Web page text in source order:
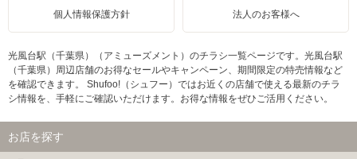
個人情報保護方針 法人のお客様へ
光風台駅（千葉県）（アミューズメント）のチラシ一覧ページです。光風台駅
（千葉県）周辺店舗のお得なセールやキャンペーン、期間限定の特売情報など
を確認できます。 Shufoo!（シュフー）ではお近くの店舗で使える最新のチラ
シ情報を、手軽にご確認いただけます。お得な情報をぜひご活用ください。
お店を探す